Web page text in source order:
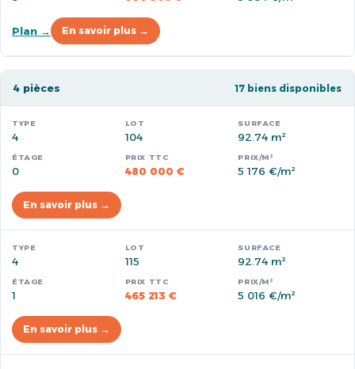
Plan → En savoir plus →
4 pièces 17 biens disponibles
4 104 92.74 m²
0 480 000 € 5 176 €/m²
En savoir plus →
4 115 92.74 m²
1 465 213 € 5 016 €/m²
En savoir plus →